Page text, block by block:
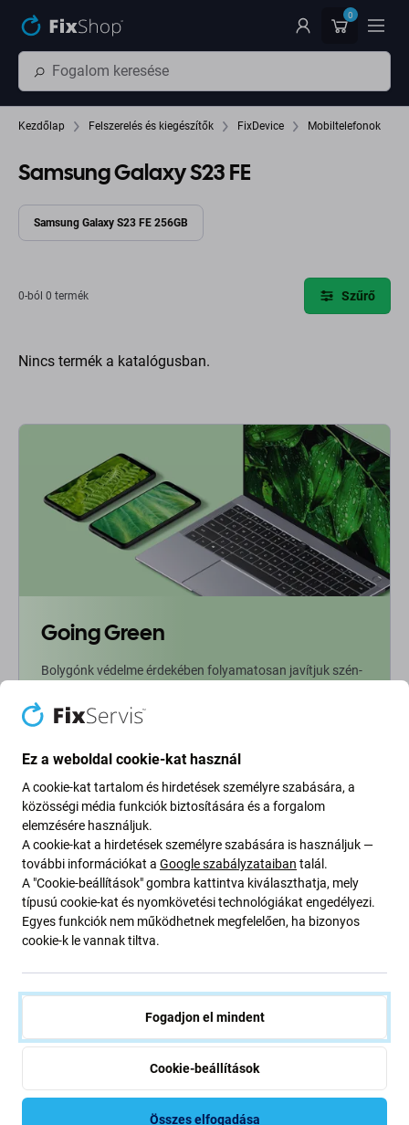
0
Kezdőlap Felszerelés és kiegészítők FixDevice Mobiltelefonok
Samsung Galaxy S23 FE
Samsung Galaxy S23 FE 256GB
0-ból 0 termék Szűrő
Nincs termék a katalógusban.
Going Green
Bolygónk védelme érdekében folyamatosan javítjuk szén-
alakítjuk át folyamatainkat a szénlábnyomunk
csökkentése érdekében.
További információ
Newsletter Fix
Iratkozzon fel, hogy rendszeresen tájékoztatást kapjon az
ajánlatunkról szóló kedvezményekről és hírekről. Ugyanakkor
ennek az űrlapnak a benyújtásával megerősítem, hogy több mint
16 éves vagyok
Feliratkozás
Egyetértek azzal, hogy híreket kapjak
Ez a weboldal cookie-kat használ
A cookie-kat tartalom és hirdetések személyre szabására, a
közösségi média funkciók biztosítására és a forgalom
elemzésére használjuk.
A cookie-kat a hirdetések személyre szabására is használjuk —
további információkat a Google szabályzataiban talál.
A "Cookie-beállítások" gombra kattintva kiválaszthatja, mely
típusú cookie-kat és nyomkövetési technológiákat engedélyezi.
Egyes funkciók nem működhetnek megfelelően, ha bizonyos
cookie-k le vannak tiltva.
Fogadjon el mindent
Cookie-beállítások
Összes elfogadása